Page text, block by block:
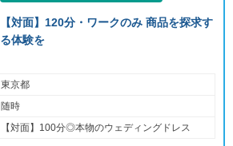
【対面】120分・ワークのみ 商品を探求す
る体験を
東京都
随時
【対面】100分◎本物のウェディングドレス